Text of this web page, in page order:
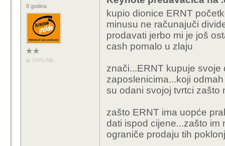
8 godina
OFFLINE
kupio dionice ERNT
minusu ne računajuči
prodavati jerbo mi je još
cash pomalo u zlaju
znači...ERNT kupuje
zaposlenicima...koji
su odani svojoj tvrtci zašto
zašto ERNT ima uopće
dati ispod cijene...zašto im
ograniče prodaju tih